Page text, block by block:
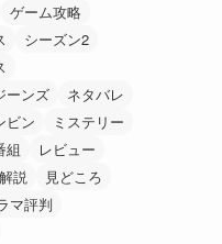
ゲーム攻略
シーズン2
ーンズ
ネタバレ
ビン
ミステリー
組
レビュー
説
見どころ
マ評判